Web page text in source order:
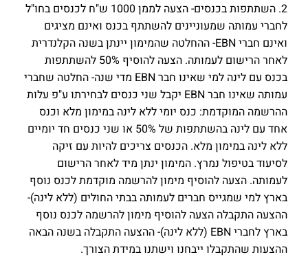
2. השתתפות בכנסים- הצעה לממן 1000 ש"ח לכנסים בחו"ל
לחברי עמותה שמעוניינים להשתתף בכנס ואינם מציגים
ואינם חברי EBN- ההחלטה שהמימון יינתן בשנה הקלנדרית
לאחר הרישום לעמותה. הצעה להוסיף 50% להשתתפות
בכנס עם לינה למי שאינו חבר EBN מדי שנה- החלטה שחברי
עמותה שאינו חבר EBN יקבל שני כנסים לבחירתו ע"פ עלות
ההרשמה המוקדמת: כנס יומי ללא לינה במימון מלא וכנס
אחד עם לינה בהשתתפות של 50% או שני כנסים חד יומיים
ללא לינה במימון מלא. הכנסים צריכים להיות עם זיקה
לסיעוד בטיפול נמרץ. המימון ינתן מיד לאחר הרישום
לעמותה. הצעה להוסיף מימון להרשמה מוקדמת לכנס נוסף
בארץ למי שמגייס חברים לעמותה בבתי החולים (ללא לינה)-
ההצעה התקבלה הצעה להוסיף מימון להרשמה לכנס נוסף
בארץ לחברי EBN (ללא לינה)- ההצעה התקבלה בשנה הבאה
ההצעות שהתקבלו ייבחנו וישתנו במידת הצורך.